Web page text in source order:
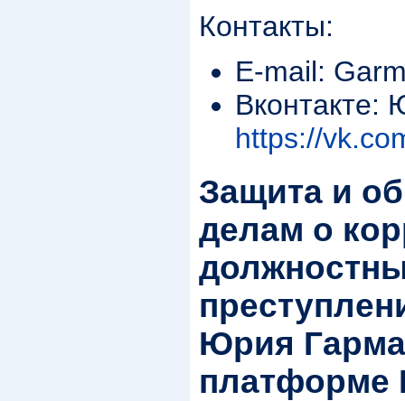
Контакты:
E-mail:
Вконтакте:
https://
Защита и
делам о
Юрия
платформе